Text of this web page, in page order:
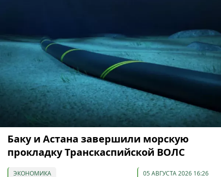
Баку и Астана завершили морскую
прокладку Транскаспийской ВОЛС
ЭКОНОМИКА 05 АВГУСТА 2026 16:26